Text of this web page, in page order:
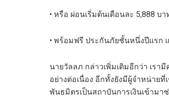
• หรือ ผ่อนเริ่มต้นเดือนละ 5,888 บา
• พร้อมฟรี ประกันภัยชั้นหนึ่งปีแรก
นายวัลลภ กล่าวเพิ่มเติมอีกว่า เรา
อย่างต่อเนื่อง อีกทั้งยังมีผู้จำหน่ายที่
พันธมิตรเป็นสถาบันการเงินเข้ามาช่